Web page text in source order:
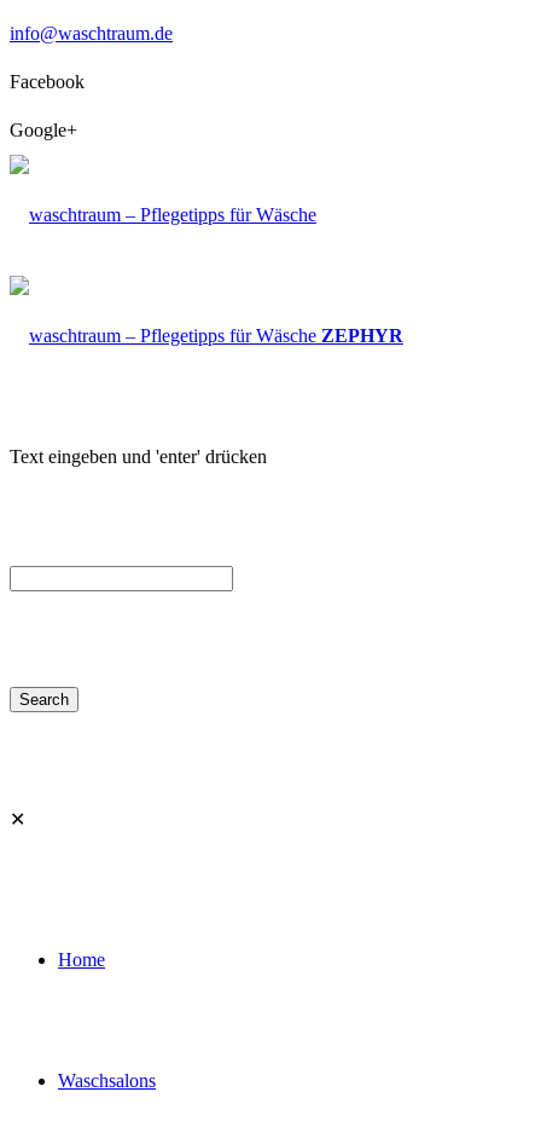
info@waschtraum.de
Facebook
Google+
ZEPHYR
Text eingeben und 'enter' drücken
✕
Home
Waschsalons